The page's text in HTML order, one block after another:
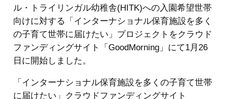
ル・トライリンガル幼稚舎(HITK)への入園希望世帯
向けに対する「インターナショナル保育施設を多く
の子育て世帯に届けたい」プロジェクトをクラウド
ファンディングサイト「GoodMorning」にて1月26
日に開始しました。
「インターナショナル保育施設を多くの子育て世帯
に届けたい」クラウドファンディングサイト